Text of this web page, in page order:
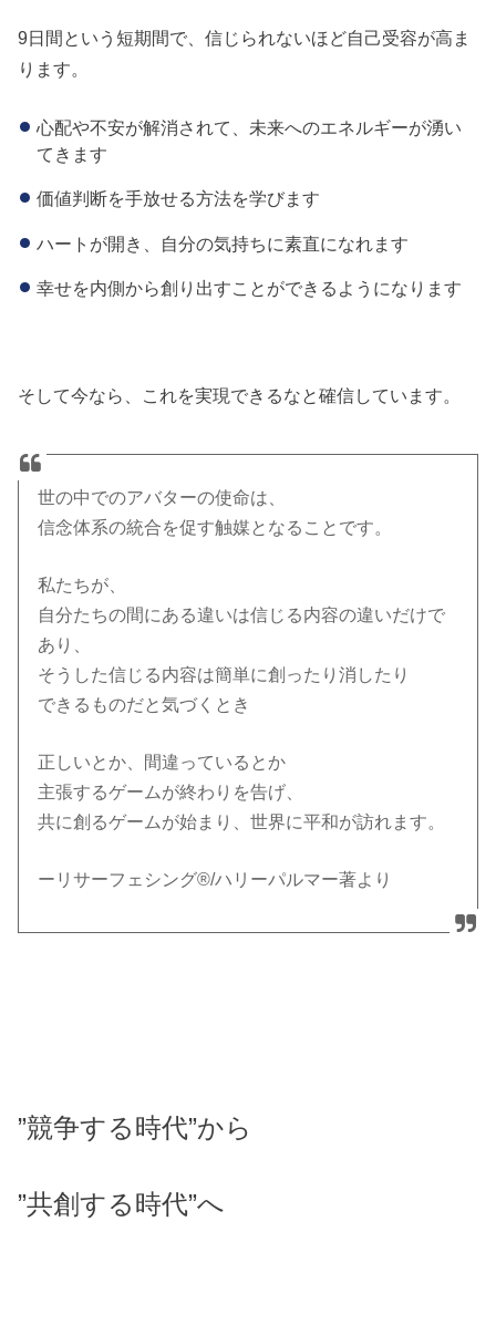
9日間という短期間で、信じられないほど自己受容が高ま
ります。
心配や不安が解消されて、未来へのエネルギーが湧い
てきます
価値判断を手放せる方法を学びます
ハートが開き、自分の気持ちに素直になれます
幸せを内側から創り出すことができるようになります
そして今なら、これを実現できるなと確信しています。
世の中でのアバターの使命は、
信念体系の統合を促す触媒となることです。
私たちが、
自分たちの間にある違いは信じる内容の違いだけで
あり、
そうした信じる内容は簡単に創ったり消したり
できるものだと気づくとき
正しいとか、間違っているとか
主張するゲームが終わりを告げ、
共に創るゲームが始まり、世界に平和が訪れます。
ーリサーフェシング®/ハリーパルマー著より
”競争する時代”から
”共創する時代”へ